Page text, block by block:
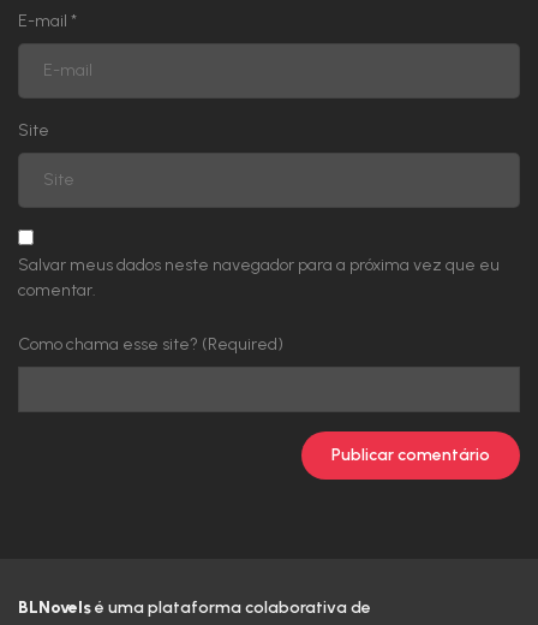
E-mail *
Site
Salvar meus dados neste navegador para a próxima vez que eu
comentar.
Como chama esse site? (Required)
BLNovelsé uma plataforma colaborativa de